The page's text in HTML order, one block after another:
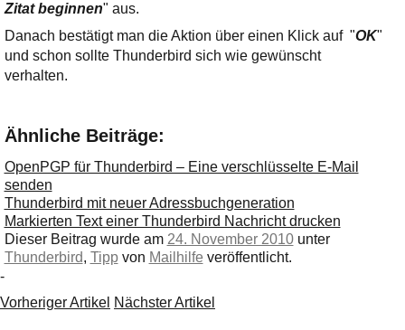
Zitat beginnen" aus.
Danach bestätigt man die Aktion über einen Klick auf "OK"
und schon sollte Thunderbird sich wie gewünscht
verhalten.
Ähnliche Beiträge:
OpenPGP für Thunderbird – Eine verschlüsselte E-Mail
senden
Thunderbird mit neuer Adressbuchgeneration
Markierten Text einer Thunderbird Nachricht drucken
Dieser Beitrag wurde am 24. November 2010unter
Thunderbird, Tipp von Mailhilfe veröffentlicht.
-
Vorheriger Artikel Nächster Artikel